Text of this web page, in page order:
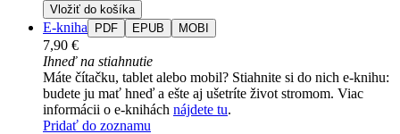
Vložiť do košíka
E-kniha PDF EPUB MOBI
7,90 €
Ihneď na stiahnutie
Máte čítačku, tablet alebo mobil? Stiahnite si do nich e-knihu:
budete ju mať hneď a ešte aj ušetríte život stromom. Viac
informácii o e-knihách nájdete tu.
Pridať do zoznamu